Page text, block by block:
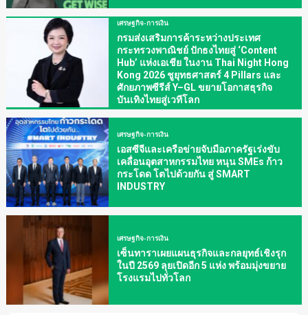
เศรษฐกิจ-การเงิน
กรมส่งเสริมการค้าระหว่างประเทศ
กระทรวงพาณิชย์ ปักธงไทยสู่ ‘Content
Hub’ แห่งเอเชีย ในงาน Thai Night Hong
Kong 2026 ชูยุทธศาสตร์ 4 Pillars และ
ศักยภาพซีรีส์ Y–GL ขยายโอกาสธุรกิจ
บันเทิงไทยสู่เวทีโลก
เศรษฐกิจ-การเงิน
เอสซีจีและเครือข่ายจับมือภาครัฐเร่งขับ
เคลื่อนอุตสาหกรรมไทย หนุน SMEs ก้าว
กระโดด โตไปด้วยกัน สู่ SMART
INDUSTRY
เศรษฐกิจ-การเงิน
เซ็นทาราเผยแผนธุรกิจและกลยุทธ์เชิงรุก
ในปี 2569 ลุยเปิดอีก 5 แห่ง พร้อมมุ่งขยาย
โรงแรมไปทั่วโลก